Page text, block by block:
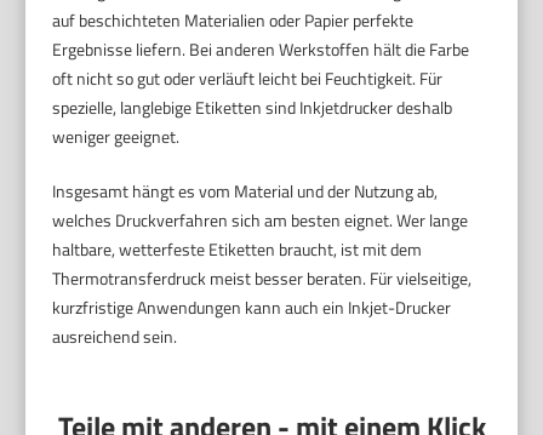
auf beschichteten Materialien oder Papier perfekte
Ergebnisse liefern. Bei anderen Werkstoffen hält die Farbe
oft nicht so gut oder verläuft leicht bei Feuchtigkeit. Für
spezielle, langlebige Etiketten sind Inkjetdrucker deshalb
weniger geeignet.
Insgesamt hängt es vom Material und der Nutzung ab,
welches Druckverfahren sich am besten eignet. Wer lange
haltbare, wetterfeste Etiketten braucht, ist mit dem
Thermotransferdruck meist besser beraten. Für vielseitige,
kurzfristige Anwendungen kann auch ein Inkjet-Drucker
ausreichend sein.